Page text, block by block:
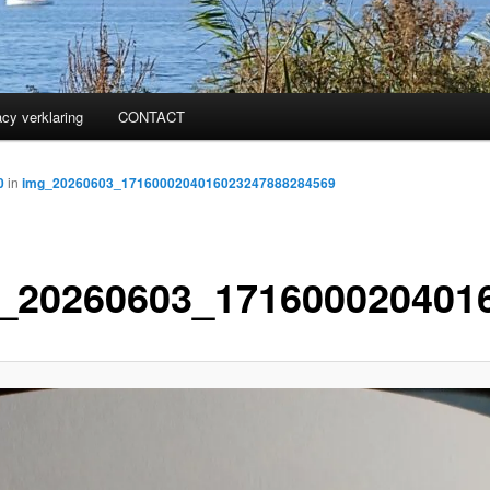
verklaring CONTACT
in img_20260603_1716000204016023247888284569